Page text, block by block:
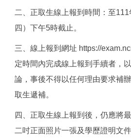
二、正取生線上報到時間：至
四）下午5時截止。
三、線上報到網址 https://
定時間內完成線上報到手續者，
論，事後不得以任何理由要求補
取生遞補。
四、正取生線上報到後，仍應將
二吋正面照片一張及學歷證明文